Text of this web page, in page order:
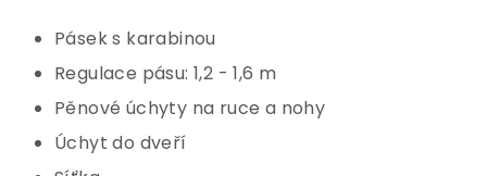
Pásek s karabinou
Regulace pásu: 1,2 - 1,6 m
Pěnové úchyty na ruce a nohy
Úchyt do dveří